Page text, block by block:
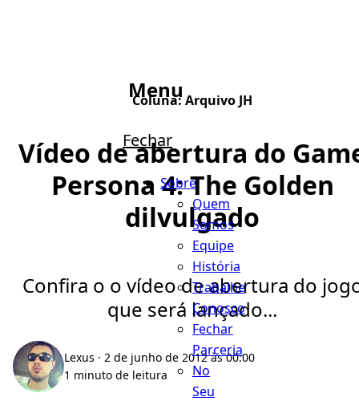
Menu
Fechar
Sobre
Quem
Somos
Equipe
História
Trabalhe
Conosco
Fechar
Parceria
No
Seu
Coluna:Arquivo JH
Vídeo de abertura do
Persona 4: The Golden
dilvulgado
Confira o o vídeo de abertura do
que será lançado...
Lexus · 2 de junho de 2012 às 00:00
1 minuto de leitura